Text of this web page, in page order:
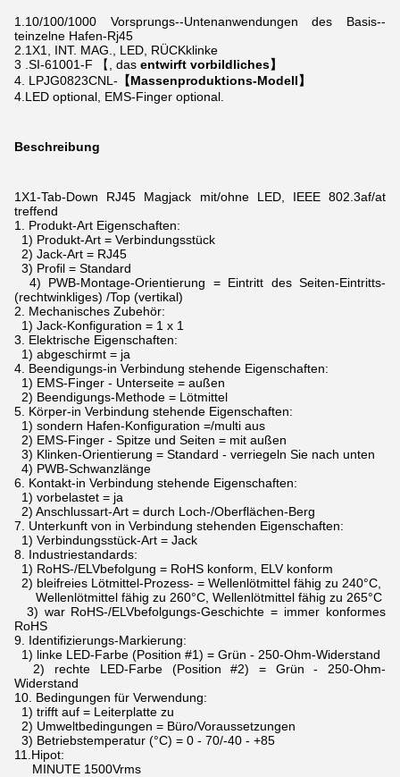
1.10/100/1000 Vorsprungs--Untenanwendungen des Basis--
teinzelne Hafen-Rj45
2.1X1, INT. MAG., LED, RÜCKklinke
3 .SI-61001-F 【, das entwirft vorbildliches】
4. LPJG0823CNL- 【Massenproduktions-Modell】
4.LED optional, EMS-Finger optional.
Beschreibung
1X1-Tab-Down RJ45 Magjack mit/ohne LED, IEEE 802.3af/at
treffend
1. Produkt-Art Eigenschaften:
1) Produkt-Art = Verbindungsstück
2) Jack-Art = RJ45
3) Profil = Standard
4) PWB-Montage-Orientierung = Eintritt des Seiten-Eintritts-
(rechtwinkliges) /Top (vertikal)
2. Mechanisches Zubehör:
1) Jack-Konfiguration = 1 x 1
3. Elektrische Eigenschaften:
1) abgeschirmt = ja
4. Beendigungs-in Verbindung stehende Eigenschaften:
1) EMS-Finger - Unterseite = außen
2) Beendigungs-Methode = Lötmittel
5. Körper-in Verbindung stehende Eigenschaften:
1) sondern Hafen-Konfiguration =/multi aus
2) EMS-Finger - Spitze und Seiten = mit außen
3) Klinken-Orientierung = Standard - verriegeln Sie nach unten
4) PWB-Schwanzlänge
6. Kontakt-in Verbindung stehende Eigenschaften:
1) vorbelastet = ja
2) Anschlussart-Art = durch Loch-/Oberflächen-Berg
7. Unterkunft von in Verbindung stehenden Eigenschaften:
1) Verbindungsstück-Art = Jack
8. Industriestandards:
1) RoHS-/ELVbefolgung = RoHS konform, ELV konform
2) bleifreies Lötmittel-Prozess- = Wellenlötmittel fähig zu 240°C,
Wellenlötmittel fähig zu 260°C, Wellenlötmittel fähig zu 265°C
3) war RoHS-/ELVbefolgungs-Geschichte = immer konformes
RoHS
9. Identifizierungs-Markierung:
1) linke LED-Farbe (Position #1) = Grün - 250-Ohm-Widerstand
2) rechte LED-Farbe (Position #2) = Grün - 250-Ohm-
Widerstand
10. Bedingungen für Verwendung:
1) trifft auf = Leiterplatte zu
2) Umweltbedingungen = Büro/Voraussetzungen
3) Betriebstemperatur (°C) = 0 - 70/-40 - +85
11.Hipot:
MINUTE 1500Vrms